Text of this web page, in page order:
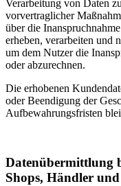
Verarbeitung von Daten
vorvertraglicher
über die
erheben, verarbeiten und
um dem Nutzer die
oder abzurechnen.
Die erhobenen
oder Beendigung der
Aufbewahrungsfristen
Datenübermittlung
Shops, Händler